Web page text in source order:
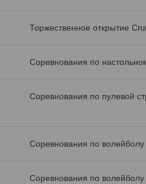
Торжественное открытие
Соревнования по
Соревнования по пулевой
Соревнования по
Соревнования по